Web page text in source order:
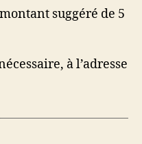
suggéré de 5
à l’adresse